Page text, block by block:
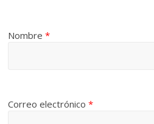
Nombre*
Correo electrónico*